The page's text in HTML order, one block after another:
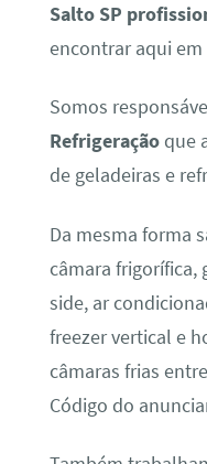
Salto SP
encontrar aqui
Somos
Refrigeraçãoque
de geladeiras e
Da mesma forma
câmara frigorífica,
side, ar
freezer vertical e
câmaras frias
Código do